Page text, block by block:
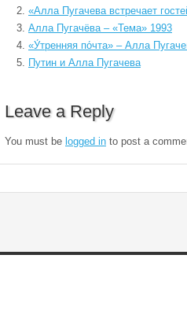
«Алла Пугачева встречает
Алла Пугачёва – «Тема» 1993
«У́тренняя по́чта» – Алла
Путин и Алла Пугачева
Leave a Reply
You must be logged in to post a